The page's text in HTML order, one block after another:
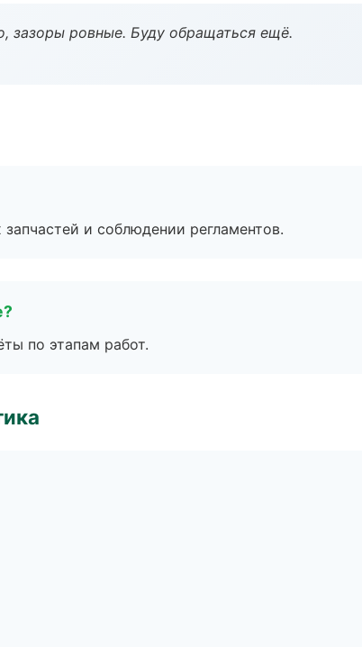
зазоры ровные. Буду обращаться ещё.
и соблюдении регламентов.
по этапам работ.